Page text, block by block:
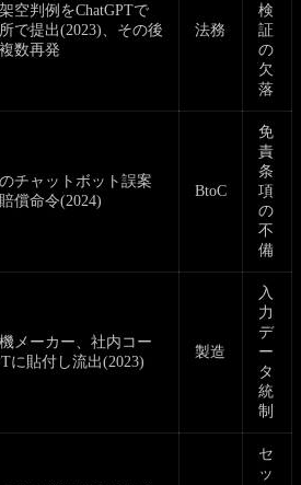
空判例をChatGPTで
で提出(2023)、その後
数再発
法務
検
証
の
欠
落
チャットボット誤案
償命令(2024)
BtoC
免
責
条
項
の
不
備
メーカー、社内コー
に貼付し流出(2023)
製造
入
力
デ
ー
タ
統
制
セ
ッ